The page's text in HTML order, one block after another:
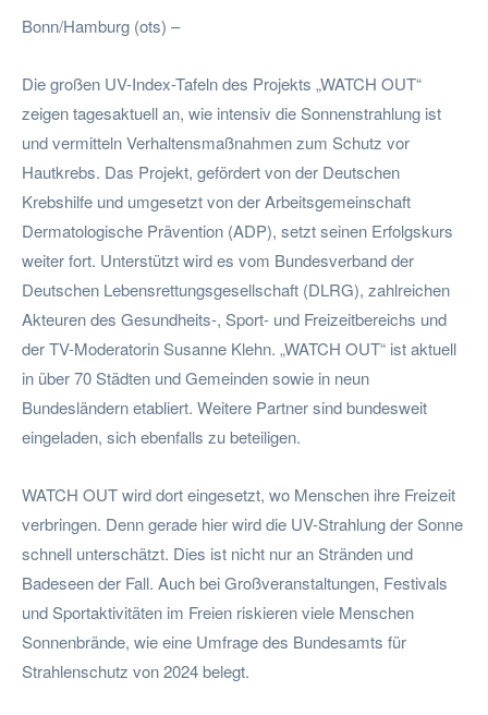
Bonn/Hamburg (ots) –
Die großen UV-Index-Tafeln des Projekts „WATCH OUT“
zeigen tagesaktuell an, wie intensiv die Sonnenstrahlung ist
und vermitteln Verhaltensmaßnahmen zum Schutz vor
Hautkrebs. Das Projekt, gefördert von der Deutschen
Krebshilfe und umgesetzt von der Arbeitsgemeinschaft
Dermatologische Prävention (ADP), setzt seinen Erfolgskurs
weiter fort. Unterstützt wird es vom Bundesverband der
Deutschen Lebensrettungsgesellschaft (DLRG), zahlreichen
Akteuren des Gesundheits-, Sport- und Freizeitbereichs und
der TV-Moderatorin Susanne Klehn. „WATCH OUT“ ist aktuell
in über 70 Städten und Gemeinden sowie in neun
Bundesländern etabliert. Weitere Partner sind bundesweit
eingeladen, sich ebenfalls zu beteiligen.
WATCH OUT wird dort eingesetzt, wo Menschen ihre Freizeit
verbringen. Denn gerade hier wird die UV-Strahlung der Sonne
schnell unterschätzt. Dies ist nicht nur an Stränden und
Badeseen der Fall. Auch bei Großveranstaltungen, Festivals
und Sportaktivitäten im Freien riskieren viele Menschen
Sonnenbrände, wie eine Umfrage des Bundesamts für
Strahlenschutz von 2024 belegt.